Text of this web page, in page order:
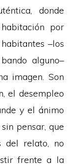
donde
por
–los
alguno–
imagen. Son
el desempleo
y el ánimo
pensar, que
del relato, no
frente a la